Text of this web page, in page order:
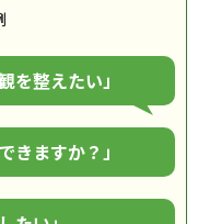
を整えたい」
きますか？」